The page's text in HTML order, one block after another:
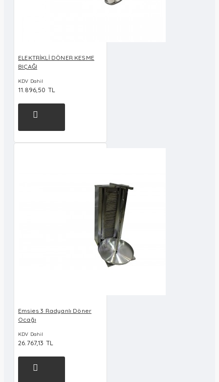
ELEKTRİKLİ DÖNER KESME
BIÇAĞI
KDV Dahil
11.896,50 TL
Emsies 3 Radyanlı Döner
Ocağı
KDV Dahil
26.767,13 TL